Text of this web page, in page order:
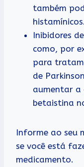
também
histamínicos.
Inibidores
como, por
para
de
aumentar
betaistina
Informe ao seu
se você está
medicamento.